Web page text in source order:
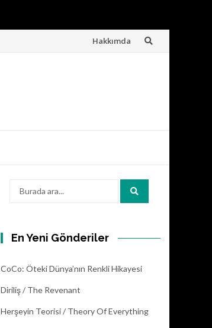
İçeriğe
Hakkımda
En Yeni Gönderiler
CoCo: Öteki Dünya’nın Renkli Hikayesi
Diriliş / The Revenant
Herşeyin Teorisi / Theory Of Everything